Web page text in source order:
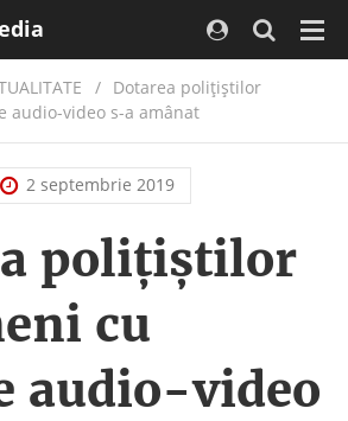
/ Dotarea polițiștilor
audio-video s-a amânat
2 septembrie 2019
polițiștilor
cu
audio-video